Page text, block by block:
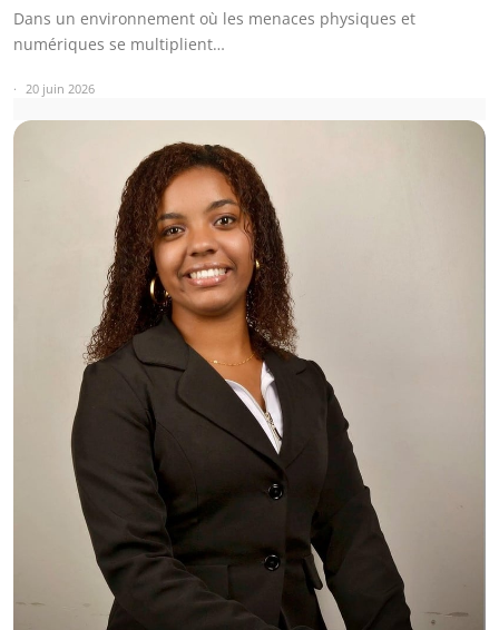
Dans un environnement où les menaces physiques et
numériques se multiplient…
20 juin 2026